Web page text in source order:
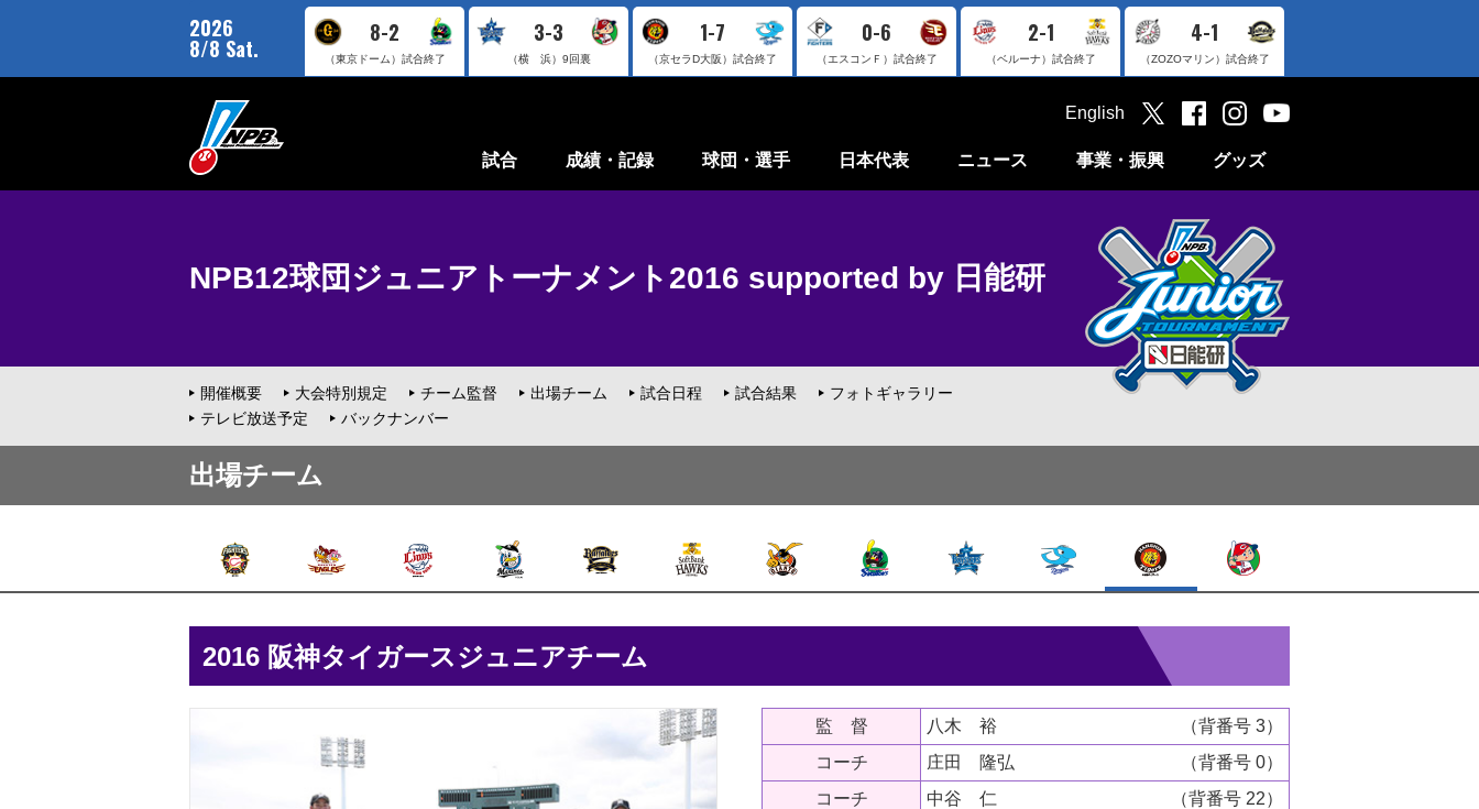
2026
8/8 Sat.
8-2
（東京ドーム） 試合終了
3-3
（横 浜） 9回裏
1-7
（京セラD大阪） 試合終了
0-6
（エスコンＦ） 試合終了
2-1
（ベルーナ） 試合終了
4-1
（ZOZOマリン） 試合終了
試合 成績・記録 球団・選手 日本代表 ニュース 事業・振興 グッズ
English
NPB12球団ジュニアトーナメント2016 supported by 日能研
開催概要 大会特別規定 チーム監督 出場チーム 試合日程 試合結果
フォトギャラリー
テレビ放送予定
バックナンバー
出場チーム
2016 阪神タイガースジュニアチーム
監 督 八木 裕
（背番号 3）
コーチ
庄田 隆弘
（背番号 0）
コーチ
中谷 仁
（背番号 22）